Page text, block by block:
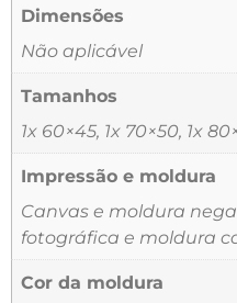
Dimensões
Não aplicável
Tamanhos
1x 60×45, 1x 70×50, 1x
Impressão e moldura
Canvas e moldura
fotográfica e moldura
Cor da moldura